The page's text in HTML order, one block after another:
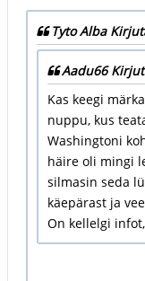
Tyto Alba
Aadu66
Kas keegi
nuppu, kus
Washingtoni
häire oli mingi
silmasin seda
käepärast ja
On kellelgi